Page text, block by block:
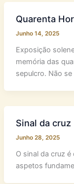
Quarenta
Junho 14, 2025
Exposição
memória das
sepulcro. Não
Sinal da cruz
Junho 28, 2025
O sinal da cruz
aspetos